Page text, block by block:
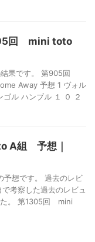
回 mini toto
果です。 第905回
Away 予想 1 ヴォル
ル ハンブル １ ０ ２
A組 予想｜
想です。 過去のレビ
考察した過去のレビュ
。 第1305回 mini